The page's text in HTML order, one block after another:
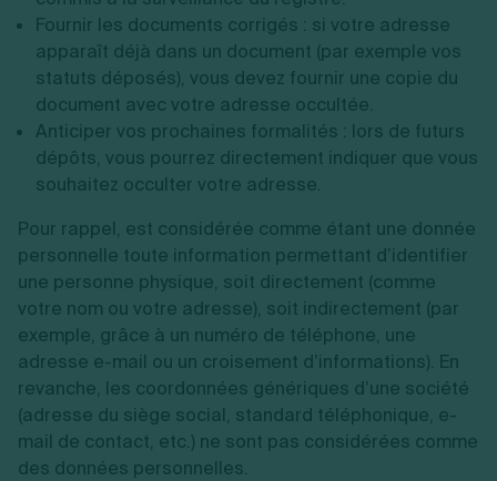
Fournir les documents corrigés : si votre adresse
apparaît déjà dans un document (par exemple vos
statuts déposés), vous devez fournir une copie du
document avec votre adresse occultée.
Anticiper vos prochaines formalités : lors de futurs
dépôts, vous pourrez directement indiquer que vous
souhaitez occulter votre adresse.
Pour rappel, est considérée comme étant une donnée
personnelle toute information permettant d’identifier
une personne physique, soit directement (comme
votre nom ou votre adresse), soit indirectement (par
exemple, grâce à un numéro de téléphone, une
adresse e-mail ou un croisement d’informations). En
revanche, les coordonnées génériques d’une société
(adresse du siège social, standard téléphonique, e-
mail de contact, etc.) ne sont pas considérées comme
des données personnelles.